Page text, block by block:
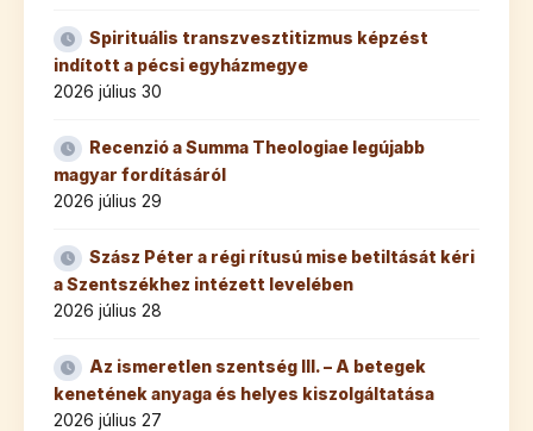
Spirituális transzvesztitizmus képzést
indított a pécsi egyházmegye
2026 július 30
Recenzió a Summa Theologiae legújabb
magyar fordításáról
2026 július 29
Szász Péter a régi rítusú mise betiltását kéri
a Szentszékhez intézett levelében
2026 július 28
Az ismeretlen szentség III. – A betegek
kenetének anyaga és helyes kiszolgáltatása
2026 július 27